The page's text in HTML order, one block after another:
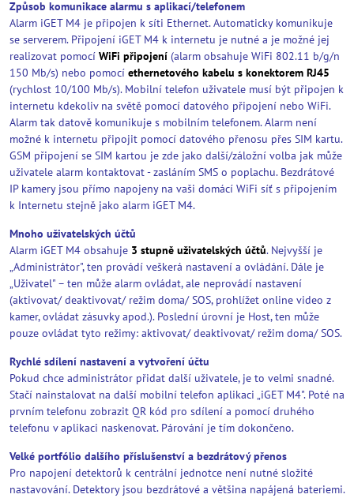
Způsob komunikace alarmu s aplikací/telefonem
Alarm iGET M4 je připojen k síti Ethernet. Automaticky komunikuje
se serverem. Připojení iGET M4 k internetu je nutné a je možné jej
realizovat pomocí WiFi připojení (alarm obsahuje WiFi 802.11 b/g/n
150 Mb/s) nebo pomocí ethernetového kabelu s konektorem RJ45
(rychlost 10/100 Mb/s). Mobilní telefon uživatele musí být připojen k
internetu kdekoliv na světě pomocí datového připojení nebo WiFi.
Alarm tak datově komunikuje s mobilním telefonem. Alarm není
možné k internetu připojit pomocí datového přenosu přes SIM kartu.
GSM připojení se SIM kartou je zde jako další/záložní volba jak může
uživatele alarm kontaktovat - zasláním SMS o poplachu. Bezdrátové
IP kamery jsou přímo napojeny na vaši domácí WiFi síť s připojením
k Internetu stejně jako alarm iGET M4.
Mnoho uživatelských účtů
Alarm iGET M4 obsahuje 3 stupně uživatelských účtů. Nejvyšší je
„Administrátor", ten provádí veškerá nastavení a ovládání. Dále je
„Uživatel" – ten může alarm ovládat, ale neprovádí nastavení
(aktivovat/ deaktivovat/ režim doma/ SOS, prohlížet online video z
kamer, ovládat zásuvky apod.). Poslední úrovní je Host, ten může
pouze ovládat tyto režimy: aktivovat/ deaktivovat/ režim doma/ SOS.
Rychlé sdílení nastavení a vytvoření účtu
Pokud chce administrátor přidat další uživatele, je to velmi snadné.
Stačí nainstalovat na další mobilní telefon aplikaci „iGET M4". Poté na
prvním telefonu zobrazit QR kód pro sdílení a pomocí druhého
telefonu v aplikaci naskenovat. Párování je tím dokončeno.
Velké portfólio dalšího příslušenství a bezdrátový přenos
Pro napojení detektorů k centrální jednotce není nutné složité
nastavování. Detektory jsou bezdrátové a většina napájená bateriemi.